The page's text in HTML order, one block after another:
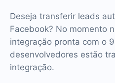
Deseja transferir leads
Facebook? No momento
integração pronta com o
desenvolvedores estão
integração.